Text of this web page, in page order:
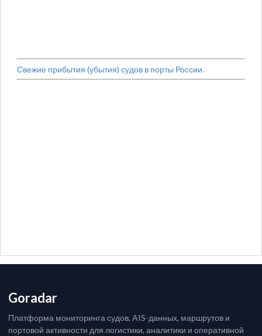
Свежие прибытия (убытия) судов в порты России.
Goradar
Платформа мониторинга судов, AIS-данных, маршрутов и
портовой активности для логистики, аналитики и оперативной